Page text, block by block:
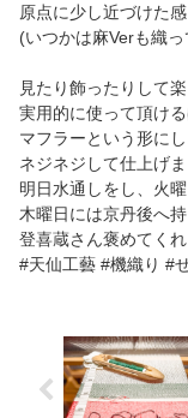
原点に少し近づけた
(いつかは麻Verも織
見たり飾ったりして
実用的に使って頂け
マフラーという形に
ネジネジして仕上げ
明日水通しをし、火
木曜日には京丹後へ
登喜蔵さん褒めてく
#天仙工藝 #機織り #